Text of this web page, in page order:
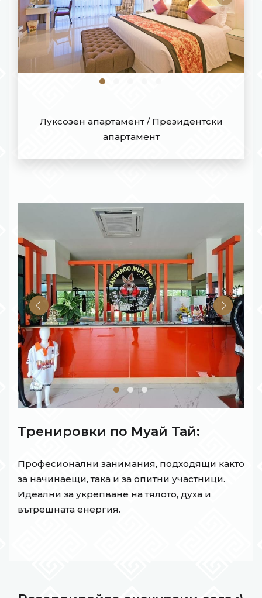
Луксозен апартамент / Президентски
апартамент
Тренировки по Муай Тай:
Професионални занимания, подходящи както
за начинаещи, така и за опитни участници.
Идеални за укрепване на тялото, духа и
вътрешната енергия.